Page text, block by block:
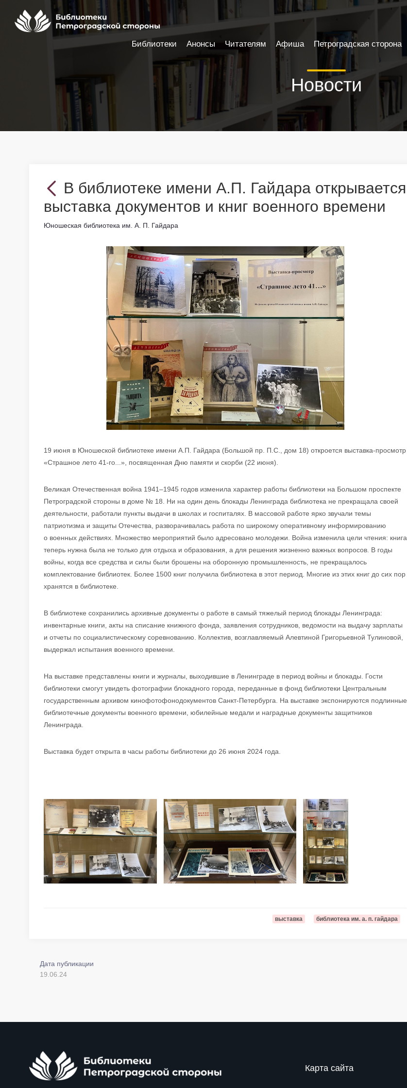
Новости
В библиотеке имени А.П. Гайдара открывается
выставка документов и книг военного времени
Юношеская библиотека им. А. П. Гайдара
19 июня в Юношеской библиотеке имени А.П. Гайдара (Большой пр. П.С., дом 18) откроется выставка-просмотр
«Страшное лето 41-го...», посвященная Дню памяти и скорби (22 июня).
Великая Отечественная война 1941–1945 годов изменила характер работы библиотеки на Большом проспекте
Петроградской стороны в доме № 18. Ни на один день блокады Ленинграда библиотека не прекращала своей
деятельности, работали пункты выдачи в школах и госпиталях. В массовой работе ярко звучали темы
патриотизма и защиты Отечества, разворачивалась работа по широкому оперативному информированию
о военных действиях. Множество мероприятий было адресовано молодежи. Война изменила цели чтения: книга
теперь нужна была не только для отдыха и образования, а для решения жизненно важных вопросов. В годы
войны, когда все средства и силы были брошены на оборонную промышленность, не прекращалось
комплектование библиотек. Более 1500 книг получила библиотека в этот период. Многие из этих книг до сих пор
хранятся в библиотеке.
В библиотеке сохранились архивные документы о работе в самый тяжелый период блокады Ленинграда:
инвентарные книги, акты на списание книжного фонда, заявления сотрудников, ведомости на выдачу зарплаты
и отчеты по социалистическому соревнованию. Коллектив, возглавляемый Алевтиной Григорьевной Тулиновой,
выдержал испытания военного времени.
На выставке представлены книги и журналы, выходившие в Ленинграде в период войны и блокады. Гости
библиотеки смогут увидеть фотографии блокадного города, переданные в фонд библиотеки Центральным
государственным архивом кинофотофонодокументов Санкт-Петербурга. На выставке экспонируются подлинные
библиотечные документы военного времени, юбилейные медали и наградные документы защитников
Ленинграда.
Выставка будет открыта в часы работы библиотеки до 26 июня 2024 года.
выставка библиотека им. а. п. гайдара
Дата публикации
19.06.24
Карта сайта
Библиотеки Анонсы Читателям Афиша Петроградская сторона
Настройки доступности